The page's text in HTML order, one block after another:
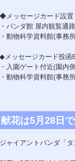
◆メッセージカード設
・パンダ館 屋内観覧通路
・動物科学資料館(事務
◆メッセージカード投
・入園ゲート付近(園内
・動物科学資料館(事務
献花は5月28日
ジャイアントパンダ「